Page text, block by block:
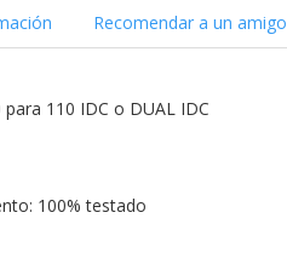
Recomendar a un amigo
110 IDC o DUAL IDC
100% testado